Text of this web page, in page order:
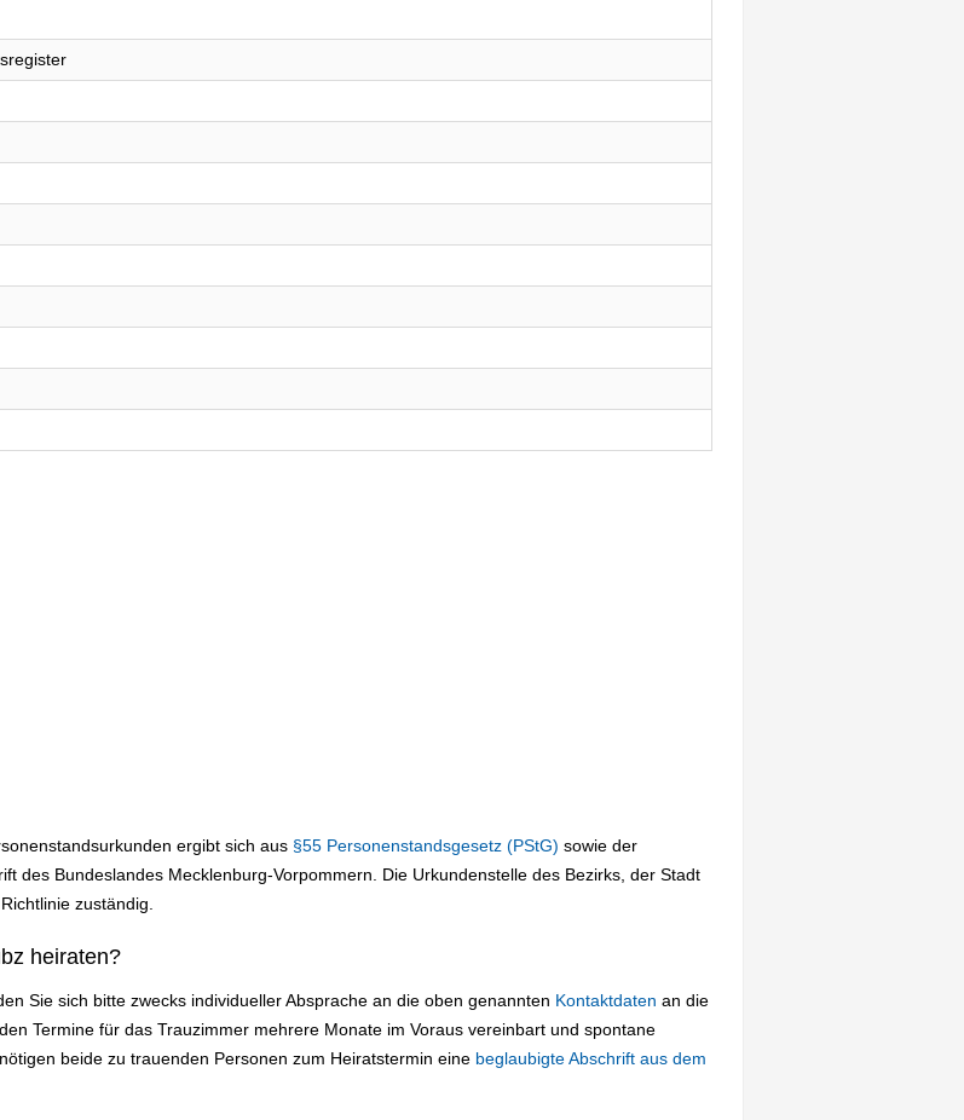
ergibt sich aus §55 Personenstandsgesetz (PStG) sowie der
des Bundeslandes Mecklenburg-Vorpommern. Die Urkundenstelle des Bezirks, der Stadt
zuständig.
heiraten?
Sie sich bitte zwecks individueller Absprache an die oben genannten Kontaktdaten an die
Termine für das Trauzimmer mehrere Monate im Voraus vereinbart und spontane
beide zu trauenden Personen zum Heiratstermin eine beglaubigte Abschrift aus dem